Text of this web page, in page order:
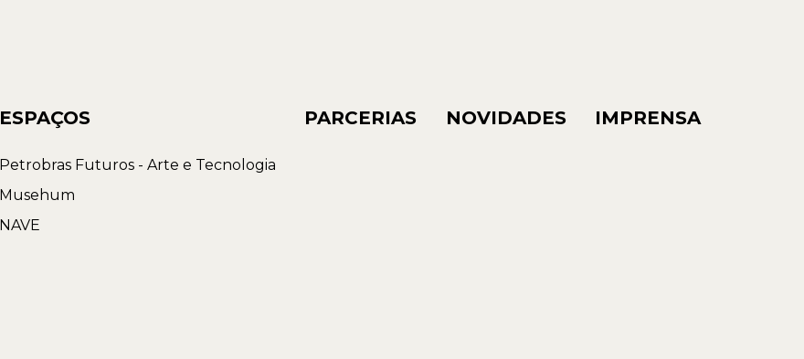
ESPAÇOS
Petrobras Futuros - Arte e Tecnologia
Musehum
NAVE
PARCERIAS NOVIDADES IMPRENSA